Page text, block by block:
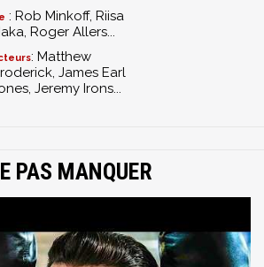
: Rob Minkoff, Riisa
Roger Allers...
: Matthew
James Earl
Jeremy Irons...
PAS MANQUER